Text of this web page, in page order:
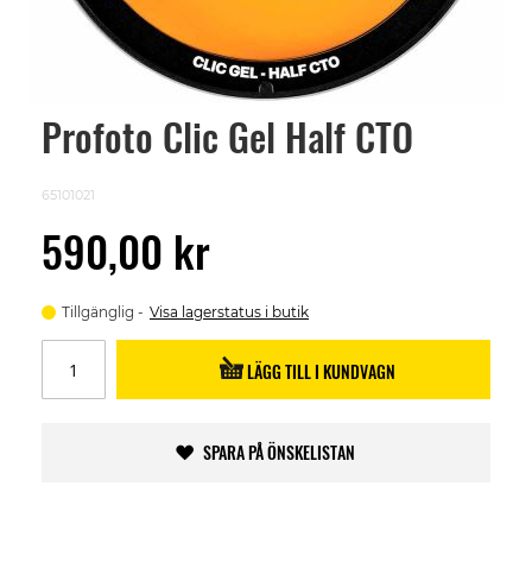
Profoto Clic Gel Half CTO
65101021
590,00 kr
Tillgänglig Visa lagerstatus i butik
LÄGG TILL I KUNDVAGN
SPARA PÅ ÖNSKELISTAN
Skip
images
gallery